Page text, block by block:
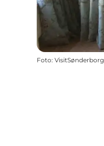
Foto: VisitSønderborg